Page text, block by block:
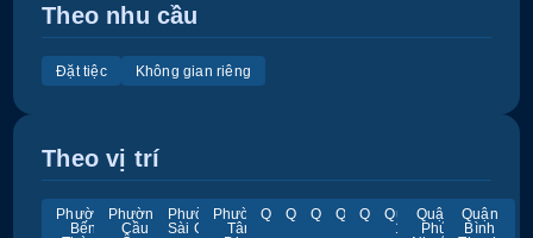
Theo nhu cầu
Đặt tiệc Không gian riêng
Theo vị trí
Phường
Bến
Phường
Cầu
Phường
Sài Gòn
Phường
Tân
QuậnQuậnQuậnQuậnQuậnQuận
11
Quận
Phú
Quận
Bình